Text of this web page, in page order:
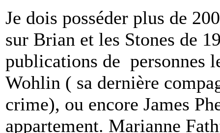
Je dois posséder plus de
sur Brian et les Stones de
publications de personnes
Wohlin ( sa dernière
crime), ou encore James
appartement. Marianne